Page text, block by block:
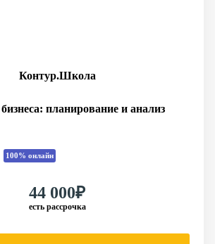
Контур.Школа
планирование и анализ
100% онлайн
44 000₽
есть рассрочка